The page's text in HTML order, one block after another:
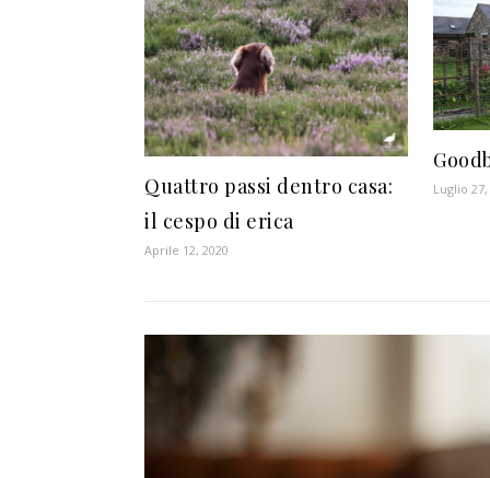
Quattro passi dentro casa:
il cespo di erica
Aprile 12, 2020
Luglio